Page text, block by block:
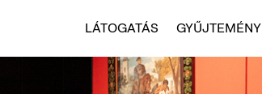
LÁTOGATÁS GYŰJTEMÉNY